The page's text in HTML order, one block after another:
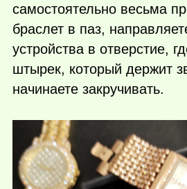
самостоятельно весьма
браслет в паз,
устройства в отверстие,
штырек, который держит
начинаете закручивать.